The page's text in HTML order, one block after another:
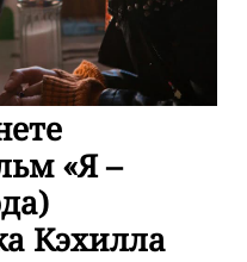
«Я –
Кэхилла